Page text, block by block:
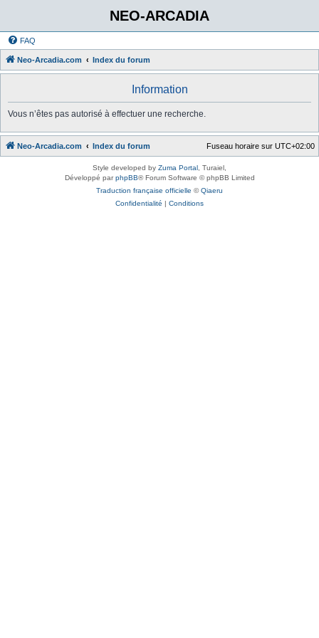
NEO-ARCADIA
FAQ
Neo-Arcadia.com Index du forum
Information
Vous n’êtes pas autorisé à effectuer une recherche.
Neo-Arcadia.com Index du forum Fuseau horaire sur UTC+02:00
Style developed by Zuma Portal , Turaiel,
Développé parphpBB® Forum Software © phpBB Limited
Traduction française officielle ©Qiaeru
Confidentialité | Conditions